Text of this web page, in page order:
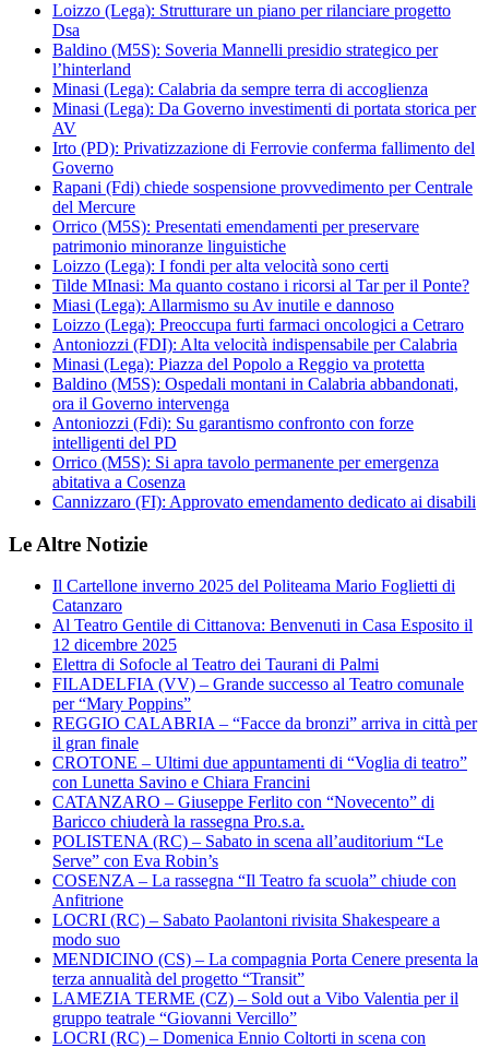
Loizzo (Lega): Strutturare un piano per rilanciare progetto
Dsa
Baldino (M5S): Soveria Mannelli presidio strategico per
l’hinterland
Minasi (Lega): Calabria da sempre terra di accoglienza
Minasi (Lega): Da Governo investimenti di portata storica per
AV
Irto (PD): Privatizzazione di Ferrovie conferma fallimento del
Governo
Rapani (Fdi) chiede sospensione provvedimento per Centrale
del Mercure
Orrico (M5S): Presentati emendamenti per preservare
patrimonio minoranze linguistiche
Loizzo (Lega): I fondi per alta velocità sono certi
Tilde MInasi: Ma quanto costano i ricorsi al Tar per il Ponte?
Miasi (Lega): Allarmismo su Av inutile e dannoso
Loizzo (Lega): Preoccupa furti farmaci oncologici a Cetraro
Antoniozzi (FDI): Alta velocità indispensabile per Calabria
Minasi (Lega): Piazza del Popolo a Reggio va protetta
Baldino (M5S): Ospedali montani in Calabria abbandonati,
ora il Governo intervenga
Antoniozzi (Fdi): Su garantismo confronto con forze
intelligenti del PD
Orrico (M5S): Si apra tavolo permanente per emergenza
abitativa a Cosenza
Cannizzaro (FI): Approvato emendamento dedicato ai disabili
Le Altre Notizie
Il Cartellone inverno 2025 del Politeama Mario Foglietti di
Catanzaro
Al Teatro Gentile di Cittanova: Benvenuti in Casa Esposito il
12 dicembre 2025
Elettra di Sofocle al Teatro dei Taurani di Palmi
FILADELFIA (VV) – Grande successo al Teatro comunale
per “Mary Poppins”
REGGIO CALABRIA – “Facce da bronzi” arriva in città per
il gran finale
CROTONE – Ultimi due appuntamenti di “Voglia di teatro”
con Lunetta Savino e Chiara Francini
CATANZARO – Giuseppe Ferlito con “Novecento” di
Baricco chiuderà la rassegna Pro.s.a.
POLISTENA (RC) – Sabato in scena all’auditorium “Le
Serve” con Eva Robin’s
COSENZA – La rassegna “Il Teatro fa scuola” chiude con
Anfitrione
LOCRI (RC) – Sabato Paolantoni rivisita Shakespeare a
modo suo
MENDICINO (CS) – La compagnia Porta Cenere presenta la
terza annualità del progetto “Transit”
LAMEZIA TERME (CZ) – Sold out a Vibo Valentia per il
gruppo teatrale “Giovanni Vercillo”
LOCRI (RC) – Domenica Ennio Coltorti in scena con